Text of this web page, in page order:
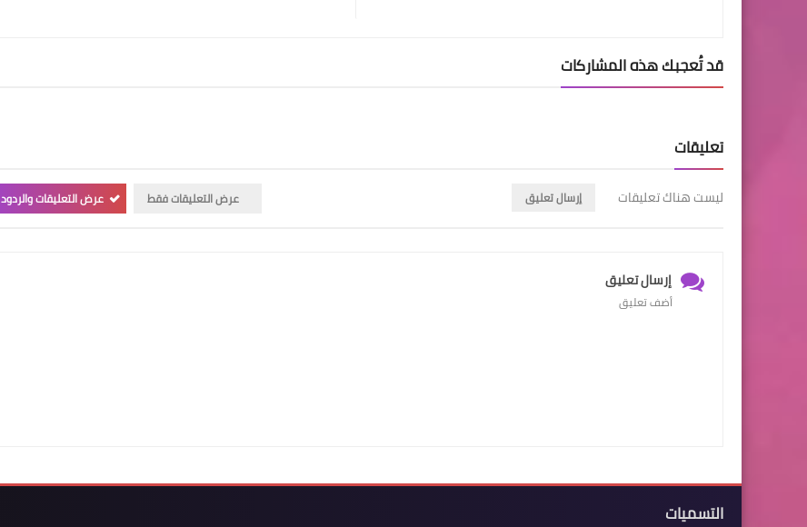
قد تُعجبك هذه المشاركات
تعليقات
ليست هناك تعليقات إرسال تعليق عرض التعليقات فقط عرض التعليقات والردود
إرسال تعليق
أضف تعليق
التسميات